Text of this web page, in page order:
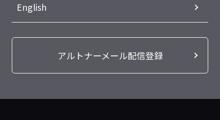
English
アルトナーメール配信登録